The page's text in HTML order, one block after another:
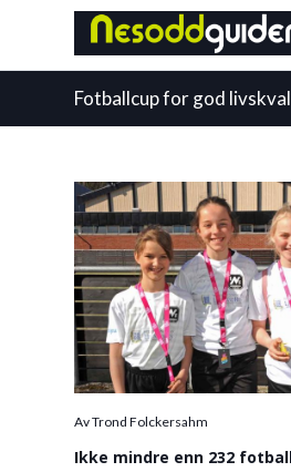
Fotballcup for god
Av Trond Folckersahm
Ikke mindre enn 232